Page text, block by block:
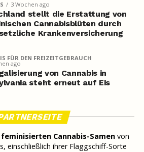
3 Wochen ago
stellt die Erstattung von
Cannabisblüten durch
Krankenversicherung
FÜR DEN FREIZEITGEBRAUCH
ago
von Cannabis in
steht erneut auf Eis
feminisierten Cannabis-Samenvon
einschließlich ihrer Flaggschiff-Sorte